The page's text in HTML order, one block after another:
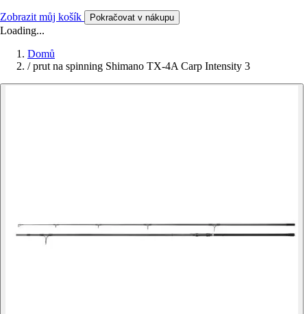
Zobrazit můj košík Pokračovat v nákupu
Loading...
Domů
/ prut na spinning Shimano TX-4A Carp Intensity 3